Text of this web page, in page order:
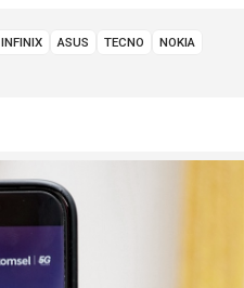
INFINIX ASUS TECNO
NOKIA